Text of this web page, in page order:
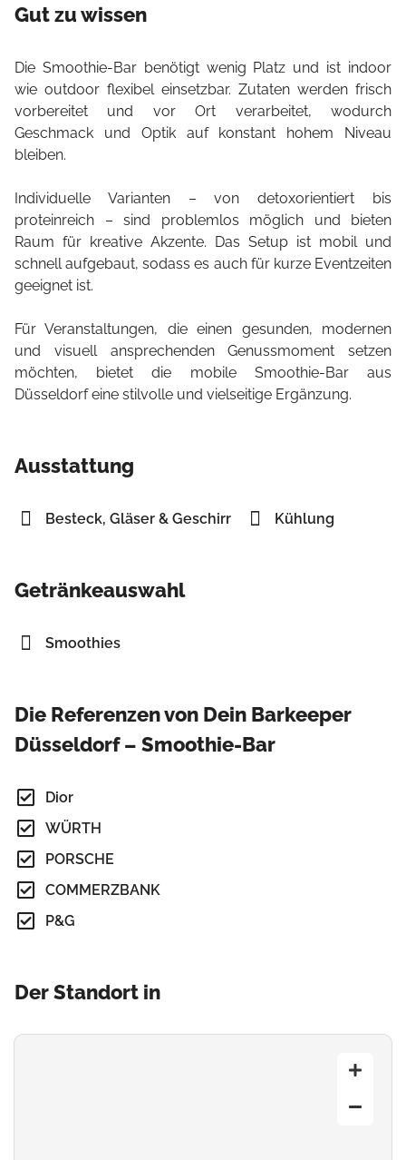
Gut zu wissen
Die Smoothie-Bar benötigt wenig Platz und ist indoor
wie outdoor flexibel einsetzbar. Zutaten werden frisch
vorbereitet und vor Ort verarbeitet, wodurch
Geschmack und Optik auf konstant hohem Niveau
bleiben.
Individuelle Varianten – von detoxorientiert bis
proteinreich – sind problemlos möglich und bieten
Raum für kreative Akzente. Das Setup ist mobil und
schnell aufgebaut, sodass es auch für kurze Eventzeiten
geeignet ist.
Für Veranstaltungen, die einen gesunden, modernen
und visuell ansprechenden Genussmoment setzen
möchten, bietet die mobile Smoothie-Bar aus
Düsseldorf eine stilvolle und vielseitige Ergänzung.
Ausstattung
Besteck, Gläser & Geschirr Kühlung
Getränkeauswahl
Smoothies
Die Referenzen von Dein Barkeeper
Düsseldorf – Smoothie-Bar
Dior
WÜRTH
PORSCHE
COMMERZBANK
P&G
Der Standort in